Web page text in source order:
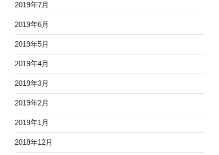
2019年7月
2019年6月
2019年5月
2019年4月
2019年3月
2019年2月
2019年1月
2018年12月